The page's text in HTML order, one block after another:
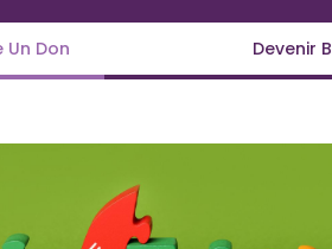
Un Don
Devenir